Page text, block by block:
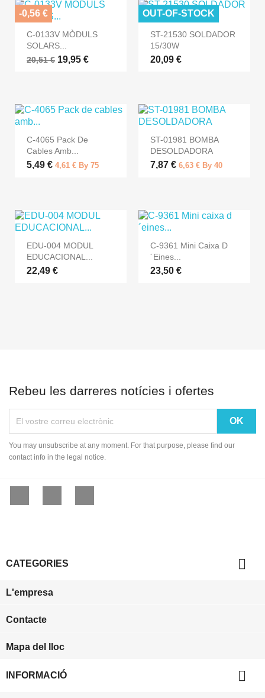
C-0133V MÒDULS
SOLARS...
20,51 € 19,95 €
-0,56 €
ST-21530 SOLDADOR
15/30W
20,09 €
OUT-OF-STOCK
C-4065 Pack De
Cables Amb...
5,49 € 4,61 € By 75
ST-01981 BOMBA
DESOLDADORA
7,87 € 6,63 € By 40
EDU-004 MODUL
EDUCACIONAL...
22,49 €
C-9361 Mini Caixa D
´eines...
23,50 €
Rebeu les darreres notícies i ofertes
You may unsubscribe at any moment. For that purpose, please find our
contact info in the legal notice.
CATEGORIES 
L'empresa
Contacte
Mapa del lloc
INFORMACIÓ 